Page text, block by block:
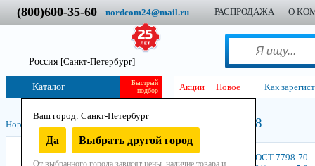
(800)600-35-60 nordcom24@mail.ru РАСПРОДАЖА О
Россия [Санкт-Петербург]
Ваш город: Санкт-Петербург
Да Выбрать другой город
От выбранного города зависят цены, наличие товара и
Быстрый
подбор
Каталог Акции Новое Как
Нордком Крепеж Болт класс прочности 5,8
Болт ГОСТ 7798-70 (DIN 931) кл.
пр. 5,8
Болт ГОСТ 7798-70